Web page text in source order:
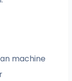
machine